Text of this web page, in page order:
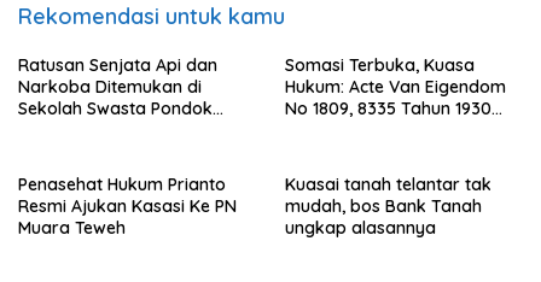
Rekomendasi untuk kamu
Ratusan Senjata Api dan
Narkoba Ditemukan di
Sekolah Swasta Pondok
Somasi Terbuka, Kuasa
Hukum: Acte Van Eigendom
No 1809, 8335 Tahun 1930
Saamah
Penasehat Hukum Prianto
Resmi Ajukan Kasasi Ke PN
Muara Teweh
Kuasai tanah telantar tak
mudah, bos Bank Tanah
ungkap alasannya